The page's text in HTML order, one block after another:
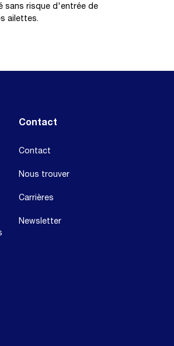
sans risque d'entrée de
ailettes.
Contact
Contact
Nous trouver
Carrières
Newsletter